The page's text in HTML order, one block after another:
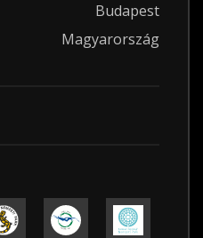
Budapest
Magyarország